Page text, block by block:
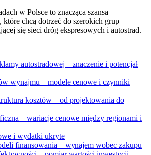
w Polsce to znacząca szansa
chcą dotrzeć do szerokich grup
się sieci dróg ekspresowych i autostrad.
autostradowej – znaczenie i potencjał
wynajmu – modele cenowe i czynniki
kosztów – od projektowania do
– wariacje cenowe między regionami i
i wydatki ukryte
finansowania – wynajem wobec zakupu